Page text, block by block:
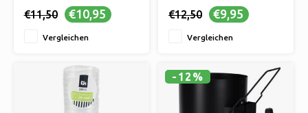
€11,50 €10,95
Vergleichen
€12,50 €9,95
Vergleichen
-12%